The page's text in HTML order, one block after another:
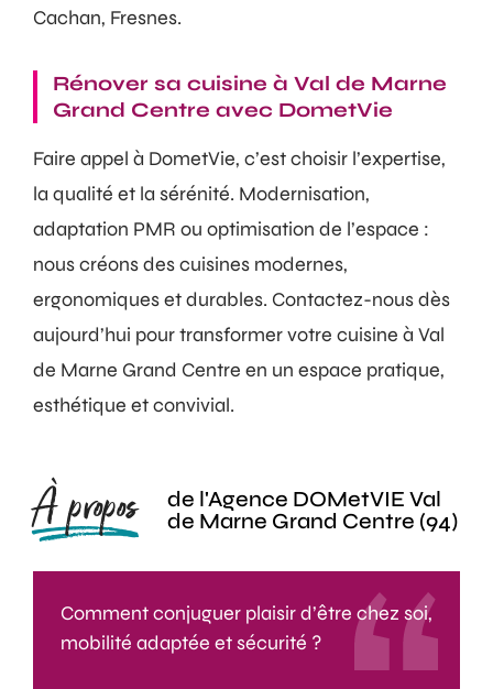
Cachan, Fresnes.
Rénover sa cuisine à Val de Marne
Grand Centre avec DometVie
Faire appel à DometVie, c’est choisir l’expertise,
la qualité et la sérénité. Modernisation,
adaptation PMR ou optimisation de l’espace :
nous créons des cuisines modernes,
ergonomiques et durables. Contactez-nous dès
aujourd’hui pour transformer votre cuisine à Val
de Marne Grand Centre en un espace pratique,
esthétique et convivial.
À propos
de l'Agence DOMetVIE Val
de Marne Grand Centre (94)
Comment conjuguer plaisir d’être chez soi,
mobilité adaptée et sécurité ?